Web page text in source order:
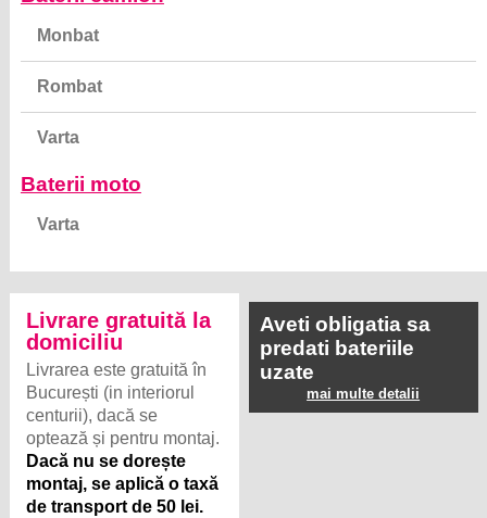
Monbat
Rombat
Varta
Baterii moto
Varta
Livrare gratuită la
domiciliu
Livrarea este gratuită în
București (in interiorul
centurii), dacă se
optează și pentru montaj.
Dacă nu se dorește
montaj, se aplică o taxă
de transport de 50 lei.
Aveti obligatia sa
predati bateriile
uzate
mai multe detalii